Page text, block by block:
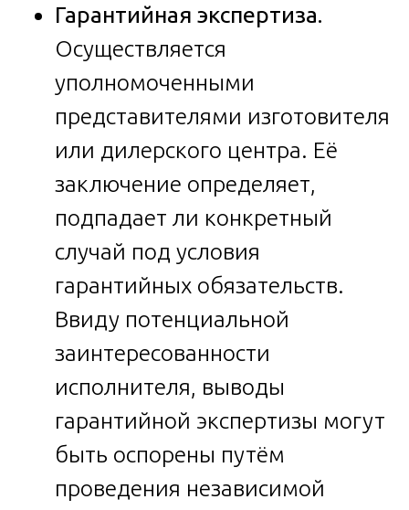
Гарантийная экспертиза.
Осуществляется
уполномоченными
представителями изготовителя
или дилерского центра. Её
заключение определяет,
подпадает ли конкретный
случай под условия
гарантийных обязательств.
Ввиду потенциальной
заинтересованности
исполнителя, выводы
гарантийной экспертизы могут
быть оспорены путём
проведения независимой